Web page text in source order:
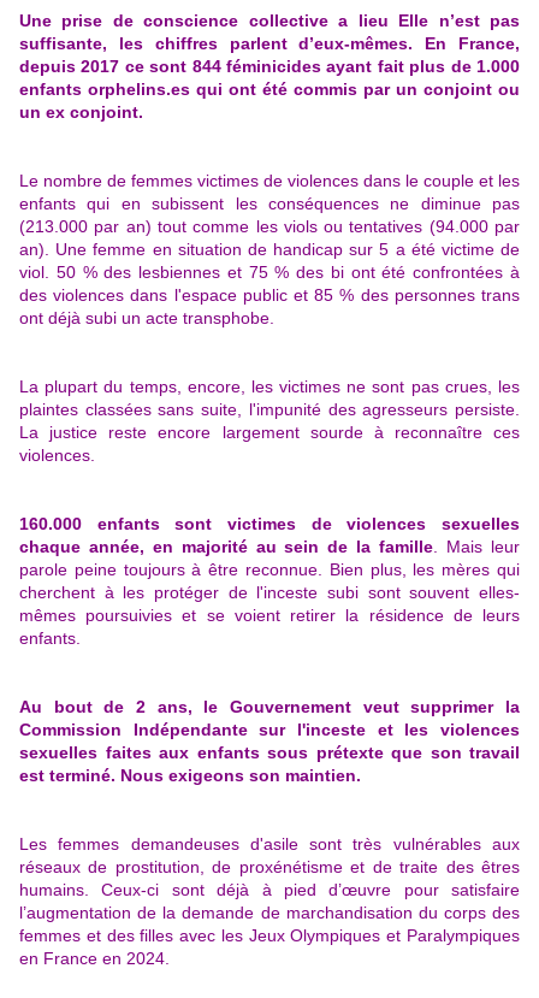
Une prise de conscience collective a lieu Elle n’est pas
suffisante, les chiffres parlent d’eux-mêmes. En France,
depuis 2017 ce sont 844 féminicides ayant fait plus de 1.000
enfants orphelins.es qui ont été commis par un conjoint ou
un ex conjoint.
Le nombre de femmes victimes de violences dans le couple et les
enfants qui en subissent les conséquences ne diminue pas
(213.000 par an) tout comme les viols ou tentatives (94.000 par
an). Une femme en situation de handicap sur 5 a été victime de
viol. 50 % des lesbiennes et 75 % des bi ont été confrontées à
des violences dans l'espace public et 85 % des personnes trans
ont déjà subi un acte transphobe.
La plupart du temps, encore, les victimes ne sont pas crues, les
plaintes classées sans suite, l'impunité des agresseurs persiste.
La justice reste encore largement sourde à reconnaître ces
violences.
160.000 enfants sont victimes de violences sexuelles
chaque année, en majorité au sein de la famille . Mais leur
parole peine toujours à être reconnue. Bien plus, les mères qui
cherchent à les protéger de l'inceste subi sont souvent elles-
mêmes poursuivies et se voient retirer la résidence de leurs
enfants.
Au bout de 2 ans, le Gouvernement veut supprimer la
Commission Indépendante sur l'inceste et les violences
sexuelles faites aux enfants sous prétexte que son travail
est terminé. Nous exigeons son maintien.
Les femmes demandeuses d'asile sont très vulnérables aux
réseaux de prostitution, de proxénétisme et de traite des êtres
humains. Ceux-ci sont déjà à pied d’œuvre pour satisfaire
l’augmentation de la demande de marchandisation du corps des
femmes et des filles avec les Jeux Olympiques et Paralympiques
en France en 2024.